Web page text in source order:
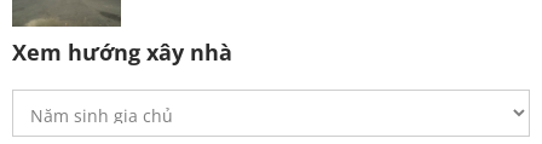
Xem hướng xây nhà